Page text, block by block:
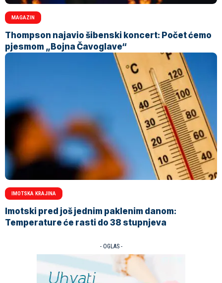
MAGAZIN
Thompson najavio šibenski koncert: Počet ćemo
pjesmom „Bojna Čavoglave“
IMOTSKA KRAJINA
Imotski pred još jednim paklenim danom:
Temperature će rasti do 38 stupnjeva
- OGLAS -